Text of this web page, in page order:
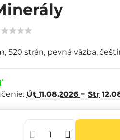
520 strán, pevná väzba,
Út 11.08.2026 − Str